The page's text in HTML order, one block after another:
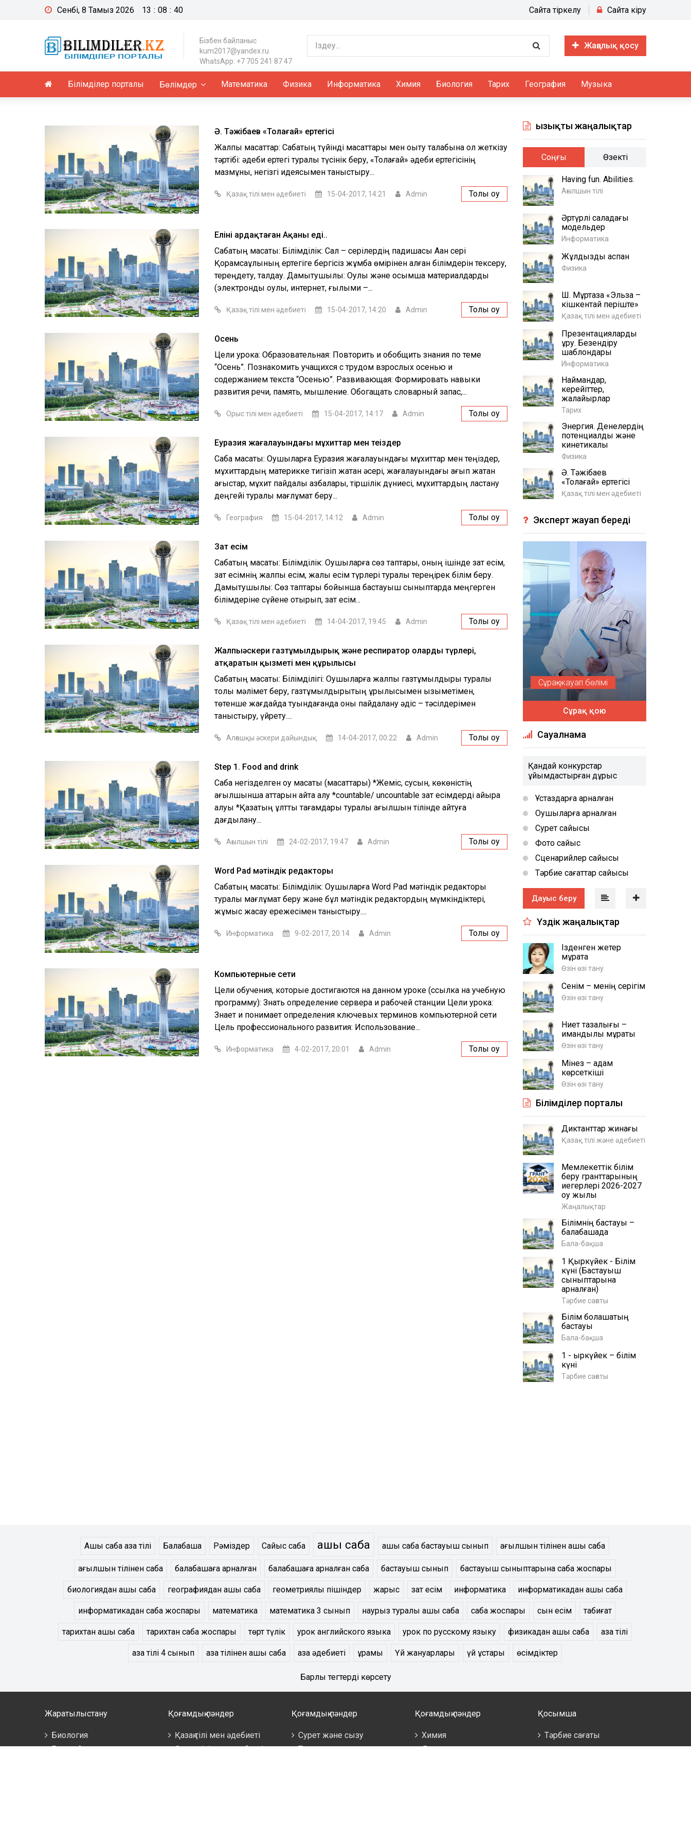
Сенбі, 8 Тамыз 2026 13 : 08 : 41 Сайтқа тіркелу Сайтқа кіру
Бізбен байланыс
kum2017@yandex.ru
WhatsApp: +7 705 241 87 47
Жаңалық қосу
Білімділер порталы Бөлімдер Математика Физика Информатика Химия Биология Тарих География Музыка
Ә. Тәжібаев «Толағай» ертегісі
Жалпы мақсаттар: Сабақтың түйінді мақсаттары мен оқыту талабына қол жеткізу
тәртібі: әдеби ертегі туралы түсінік беру, «Толағай» әдеби ертегісінің
мазмұны, негізгі идеясымен таныстыру...
Қазақ тілі мен әдебиеті 15-04-2017, 14:21 Admin Толық оқу
Елінің ардақтаған Ақаны еді..
Сабақтың мақсаты: Білімділік: Сал – серілердің падишасы Ақан сері
Қорамсаұлының ертегіге бергісіз жұмбақ өмірінен алған білімдерін тексеру,
тереңдету, талдау. Дамытушылық: Оқулық және қосымша материалдарды
(электронды оқулық, интернет, ғылыми –...
Қазақ тілі мен әдебиеті 15-04-2017, 14:20 Admin Толық оқу
Осень
Цели урока: Образовательная: Повторить и обобщить знания по теме
“Осень”. Познакомить учащихся с трудом взрослых осенью и
содержанием текста “Осенью”. Развивающая: Формировать навыки
развития речи, память, мышление. Обогащать словарный запас,...
Орыс тілі мен әдебиеті 15-04-2017, 14:17 Admin Толық оқу
Еуразия жағалауындағы мұхиттар мен теңіздер
Сабақ мақсаты: Оқушыларға Еуразия жағалауындағы мұхиттар мен теңіздер,
мұхиттардың материкке тигізіп жатқан әсері, жағалауындағы ағып жатқан
ағыстар, мұхит пайдалы қазбалары, тіршілік дүниесі, мұхиттардың ластану
деңгейі туралы мағлұмат беру...
География 15-04-2017, 14:12 Admin Толық оқу
Зат есім
Сабақтың мақсаты: Білімділік: Оқушыларға сөз таптары, оның ішінде зат есім,
зат есімнің жалпы есім, жалқы есім түрлері туралы тереңірек білім беру.
Дамытушылық: Сөз таптары бойынша бастауыш сыныптарда меңгерген
білімдеріне сүйене отырып, зат есім...
Қазақ тілі мен әдебиеті 14-04-2017, 19:45 Admin Толық оқу
Жалпыәскери газтұмылдырық және респиратор олардың түрлері,
атқаратын қызметі мен құрылысы
Сабақтың мақсаты: Білімділігі: Оқушыларға жалпы газтұмылдырық туралы
толық мәлімет беру, газтұмылдырықтың құрылысымен қызыметімен,
төтенше жағдайда туындағанда оны пайдалану әдіс – тәсілдерімен
таныстыру, үйрету....
Алғашқы әскери дайындық 14-04-2017, 00:22 Admin Толық оқу
Step 1. Food and drink
Сабақ негізделген оқу мақсаты (мақсаттары) *Жеміс, сусын, көкөністің
ағылшынша аттарын айта алу *countable/ uncountable зат есімдерді айыра
алуы *Қазақтың ұлттық тағамдары туралы ағылшын тілінде айтуға
дағдылану...
Ағылшын тілі 24-02-2017, 19:47 Admin Толық оқу
Word Pad мәтіндік редакторы
Сабақтың мақсаты: Білімділік: Оқушыларға Word Pad мәтіндік редакторы
туралы мағлұмат беру және бұл мәтіндік редактордың мүмкіндіктері,
жұмыс жасау ережесімен таныстыру....
Информатика 9-02-2017, 20:14 Admin Толық оқу
Компьютерные сети
Цели обучения, которые достигаются на данном уроке (ссылка на учебную
программу): Знать определение сервера и рабочей станции Цели урока:
Знает и понимает определения ключевых терминов компьютерной сети
Цель профессионального развития: Использование...
Информатика 4-02-2017, 20:01 Admin Толық оқу
Қызықты жаңалықтар
Соңғы Өзекті
Having fun. Abilities.
Ағылшын тілі
Әртүрлі саладағы
модельдер
Информатика
Жұлдызды аспан
Физика
Ш. Мұртаза «Эльза –
кішкентай періште»
Қазақ тілі мен әдебиеті
Презентацияларды
құру. Безендіру
шаблондары
Информатика
Наймандар,
керейіттер,
жалайырлар
Тарих
Энергия. Денелердің
потенциалдық және
кинетикалық
Физика
Ә. Тәжібаев
«Толағай» ертегісі
Қазақ тілі мен әдебиеті
Эксперт жауап береді
Сұрақ-жауап бөлімі
Сұрақ қою
Сауалнама
Қандай конкурстар
ұйымдастырған дұрыс
Ұстаздарға арналған
Оқушыларға арналған
Сурет сайысы
Фото сайыс
Сценарийлер сайысы
Тәрбие сағаттар сайысы
Дауыс беру
Үздік жаңалықтар
Ізденген жетер
мұратқа
Өзін өзі тану
Сенім – менің серігім
Өзін өзі тану
Ниет тазалығы –
имандылық мұраты
Өзін өзі тану
Мінез – адам
көрсеткіші
Өзін өзі тану
Білімділер порталы
Диктанттар жинағы
Қазақ тілі және әдебиеті
Мемлекеттік білім
беру гранттарының
иегерлері 2026-2027
оқу жылы
Жаңалықтар
Білімнің бастауы –
балабақшада
Бала-бақша
1 Қыркүйек - Білім
күні (Бастауыш
сыныптарына
арналған)
Тәрбие сағаты
Білім болашақтың
бастауы
Бала-бақша
1 - қыркүйек – білім
күні
Тәрбие сағаты
Ашық сабақ қазақ тілі Балабақша Рәміздер Сайыс сабақ ашық сабақ ашық сабақ бастауыш сынып ағылшын тілінен ашық сабақ
ағылшын тілінен сабақ балабақшаға арналған балабақшаға арналған сабақ бастауыш сынып бастауыш сыныптарына сабақ жоспары
биологиядан ашық сабақ географиядан ашық сабақ геометриялық пішіндер жарыс зат есім информатика информатикадан ашық сабақ
информатикадан сабақ жоспары математика математика 3 сынып наурыз туралы ашық сабақ сабақ жоспары сын есім табиғат
тарихтан ашық сабақ тарихтан сабақ жоспары төрт түлік урок английского языка урок по русскому языку физикадан ашық сабақ қазақ тілі
қазақ тілі 4 сынып қазақ тілінен ашық сабақ қазақ әдебиеті құрамы Үй жануарлары үй құстары өсімдіктер
Барлық тегтерді көрсету
Жаратылыстану
Биология
География
Қоғамдық пәндер
Қазақ тілі мен әдебиеті
Орыс тілі мен әдебиеті
Қоғамдық пәндер
Сурет және сызу
Технология
Қоғамдық пәндер
Химия
Дене шынықтыру
Қосымша
Тәрбие сағаты